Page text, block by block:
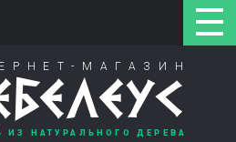
МАГАЗИН
ИЗ НАТУРАЛЬНОГО ДЕРЕВА